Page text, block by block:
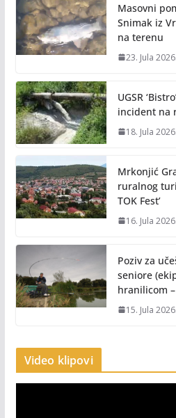
Masovni
Snimak iz
na terenu
23. Jula 2026.
UGSR
incident na
18. Jula 2026.
Mrkonjić
ruralnog
TOK Fest’
16. Jula 2026.
Poziv za
seniore
hranilicom
15. Jula 2026.
Video klipovi